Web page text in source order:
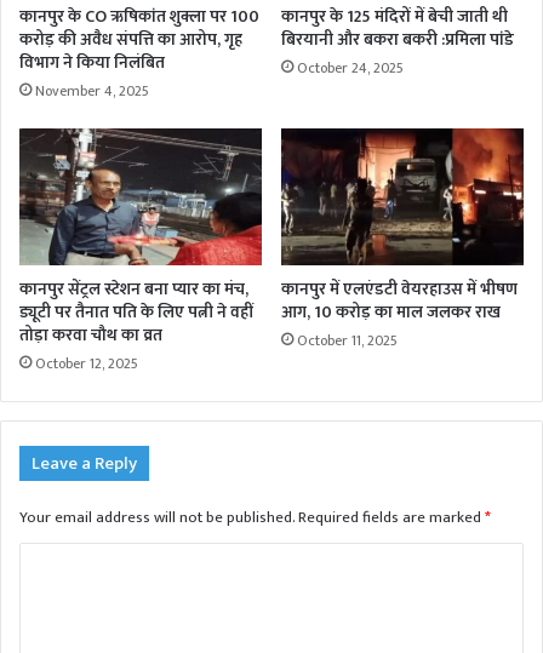
कानपुर के CO ऋषिकांत शुक्ला पर 100
करोड़ की अवैध संपत्ति का आरोप, गृह
विभाग ने किया निलंबित
November 4, 2025
कानपुर के 125 मंदिरों में बेची जाती थी
बिरयानी और बकरा बकरी :प्रमिला पांडे
October 24, 2025
कानपुर सेंट्रल स्टेशन बना प्यार का मंच,
ड्यूटी पर तैनात पति के लिए पत्नी ने वहीं
तोड़ा करवा चौथ का व्रत
October 12, 2025
कानपुर में एलएंडटी वेयरहाउस में भीषण
आग, 10 करोड़ का माल जलकर राख
October 11, 2025
Leave a Reply
Your email address will not be published.Required fields are marked*